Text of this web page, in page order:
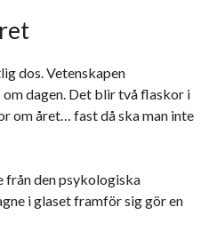
dos. Vetenskapen
dagen. Det blir två flaskor i
om året… fast då ska man inte
från den psykologiska
i glaset framför sig gör en